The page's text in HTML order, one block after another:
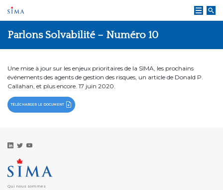
Parlons Solvabilité – Numéro 10
Une mise à jour sur les enjeux prioritaires de la SIMA, les prochains
événements des agents de gestion des risques, un article de Donald P.
Callahan, et plus encore. 17 juin 2020.
TÉLÉCHARGER LE DOCUMENT
Qui nous sommes